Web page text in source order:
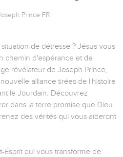
Prince FR
de détresse ? Jésus vous
chemin d'espérance et de
révélateur de Joseph Prince,
alliance tirées de l'histoire
le Jourdain. Découvrez
dans la terre promise que Dieu
des vérités qui vous aideront
Esprit qui vous transforme de